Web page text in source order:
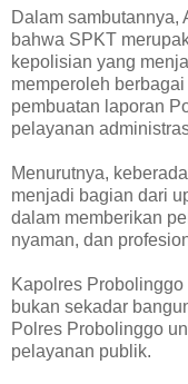
Dalam sambutannya,
bahwa SPKT
kepolisian yang
memperoleh
pembuatan laporan
pelayanan
Menurutnya,
menjadi bagian dari
dalam memberikan
nyaman, dan
Kapolres
bukan sekadar
Polres Probolinggo
pelayanan publik.